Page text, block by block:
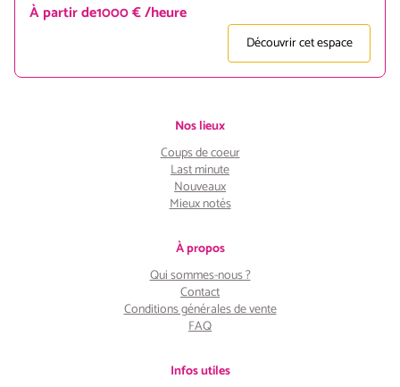
À partir de1000 € /heure
Découvrir cet espace
Nos lieux
Coups de coeur
Last minute
Nouveaux
Mieux notés
À propos
Qui sommes-nous ?
Contact
Conditions générales de vente
FAQ
Infos utiles